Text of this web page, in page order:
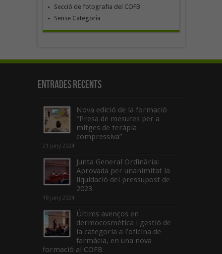
Secció de fotografia del COFB
Sense Categoria
Entrades recents
Nova edició de la formació
“Presa de mesures per a
mitges de teràpia
compressiva”
21 juny 2024
Junta General Ordinària:
Aprovada per unanimitat la
liquidació del pressupost de
2023
18 juny 2024
Últims avenços en
dermocosmètica i gestió de
la categoria a l’oficina de
farmàcia, en una nova
formació al COFB